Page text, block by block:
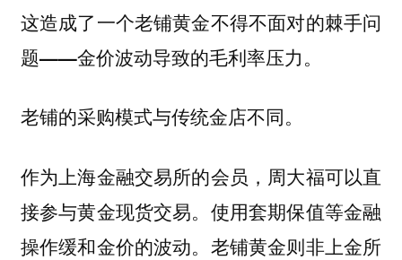
这造成了一个老铺黄金不得不面对的棘手问
题——金价波动导致的毛利率压力。
老铺的采购模式与传统金店不同。
作为上海金融交易所的会员，周大福可以直
接参与黄金现货交易。使用套期保值等金融
操作缓和金价的波动。老铺黄金则非上金所